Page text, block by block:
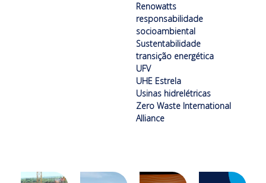
Renowatts
responsabilidade
socioambiental
Sustentabilidade
transição energética
UFV
UHE Estrela
Usinas hidrelétricas
Zero Waste International
Alliance